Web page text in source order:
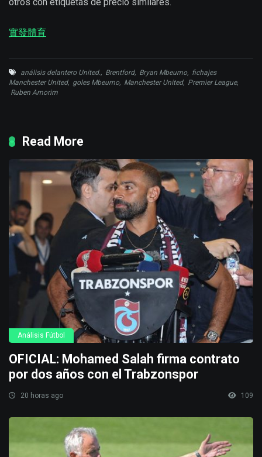
實發體育
análisis delantero United., Brentford, Bryan Mbeumo, fichajes
Manchester United, goles Mbeumo, Manchester United, Premier League,
Ruben Amorim
Read More
Análisis Fútbol
OFICIAL: Mohamed Salah firma contrato
por dos años con el Trabzonspor
20 horas ago 109